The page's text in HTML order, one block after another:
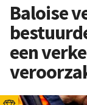
Baloise
een